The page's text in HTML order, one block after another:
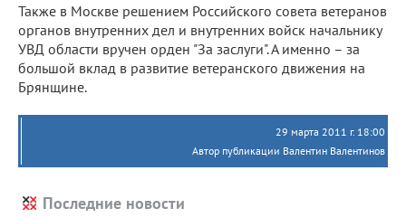
Также в Москве решением Российского совета ветеранов
органов внутренних дел и внутренних войск начальнику
УВД области вручен орден "За заслуги". А именно – за
большой вклад в развитие ветеранского движения на
Брянщине.
29 марта 2011 г. 18:00
Автор публикации Валентин Валентинов
Последние новости